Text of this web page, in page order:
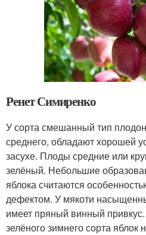
Ренет Симиренко
У сорта смешанный тип
среднего, обладают хорошей
засухе. Плоды средние или
зелёный. Небольшие
яблока считаются
дефектом. У мякоти
имеет пряный винный
зелёного зимнего сорта яблок